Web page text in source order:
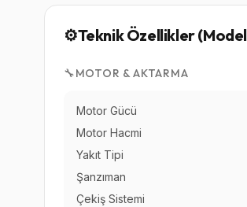
⚙️Teknik Özellikler
🔧MOTOR & AKTARMA
Motor Gücü
Motor Hacmi
Yakıt Tipi
Şanzıman
Çekiş Sistemi